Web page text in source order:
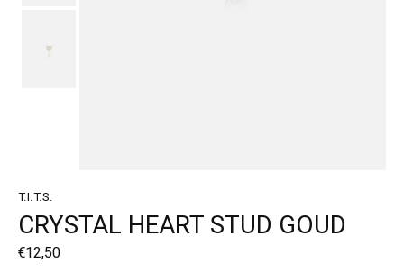
T.I.T.S.
CRYSTAL HEART STUD GOUD
€12,50